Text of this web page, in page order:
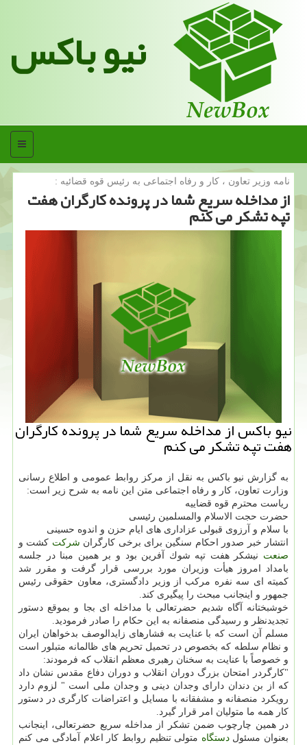
نیو باکس
منو
نامه وزیر تعاون ، كار و رفاه اجتماعی به رئیس قوه قضائیه :
از مداخله سریع شما در پرونده كارگران هفت
تپه تشكر می كنم
نیو باكس از مداخله سریع شما در پرونده كارگران
هفت تپه تشكر می كنم
به گزارش نیو باكس به نقل از مركز روابط عمومی و اطلاع رسانی
وزارت تعاون، كار و رفاه اجتماعی متن این نامه به شرح زیر است:
ریاست محترم قوه قضاییه
حضرت حجت الاسلام والمسلمین رئیسی
با سلام و آرزوی قبولی عزاداری های ایام حزن و اندوه حسینی
انتشار خبر صدور احكام سنگین برای برخی كارگران شركت كشت و
صنعت نیشكر هفت تپه شوك آفرین بود و بر همین مبنا در جلسه
بامداد امروز هیأت وزیران مورد بررسی قرار گرفت و مقرر شد
كمیته ای سه نفره مركب از وزیر دادگستری، معاون حقوقی رئیس
جمهور و اینجانب مبحث را پیگیری كند.
خوشبختانه آگاه شدیم حضرتعالی با مداخله ای بجا و بموقع دستور
تجدیدنظر و رسیدگی منصفانه به این حكام را صادر فرمودید.
مسلم آن است كه با عنایت به فشارهای زایدالوصف بدخواهان ایران
و نظام سلطه كه بخصوص در تحمیل تحریم های ظالمانه متبلور است
و خصوصاً با عنایت به سخنان رهبری معظم انقلاب كه فرمودند:
"كارگردر امتحان بزرگ دوران انقلاب و دوران دفاع مقدس نشان داد
كه از بن دندان دارای وجدان دینی و وجدان ملی است " لزوم دارد
رویكرد منصفانه و مشفقانه با مسایل و اعتراضات كارگری در دستور
كار همه ما متولیان امر قرار گیرد.
در همین چارچوب ضمن تشكر از مداخله سریع حضرتعالی، اینجانب
بعنوان مسئولدستگاه متولی تنظیم روابط كار اعلام آمادگی می كنم